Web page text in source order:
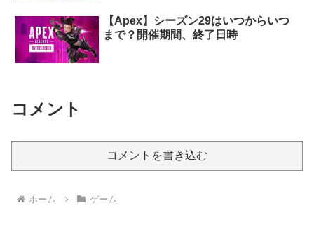
【Apex】シーズン29はいつからいつ
まで？開催期間、終了日時
コメント
コメントを書き込む
ホーム ゲーム